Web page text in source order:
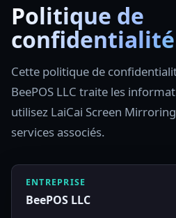
Politique de
confidentialité
Cette politique de
BeePOS LLC traite les
utilisez LaiCai Screen
services associés.
ENTREPRISE
BeePOS LLC